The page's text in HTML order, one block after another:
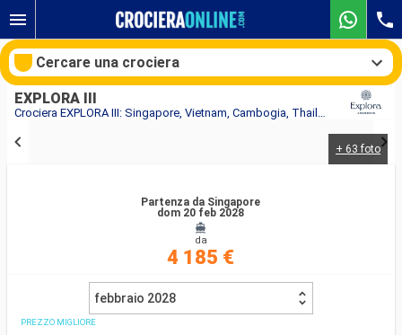
Crociera EXPLORA III: Singapore, Vietnam, Cambogia, Thailandia in partenza da Singapore
EXPLORA III
+ 63 foto
Partenza da Singapore
dom 20 feb 2028
da
4 185 €
febbraio 2028
PREZZO MIGLIORE
Cercare una crociera
Ricerca